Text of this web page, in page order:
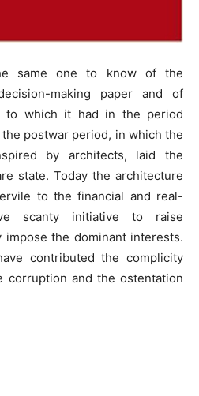
same one to know of the
making paper and of
to which it had in the period
postwar period, in which the
by architects, laid the
state. Today the architecture
to the financial and real-
scanty initiative to raise
the dominant interests.
contributed the complicity
corruption and the ostentation